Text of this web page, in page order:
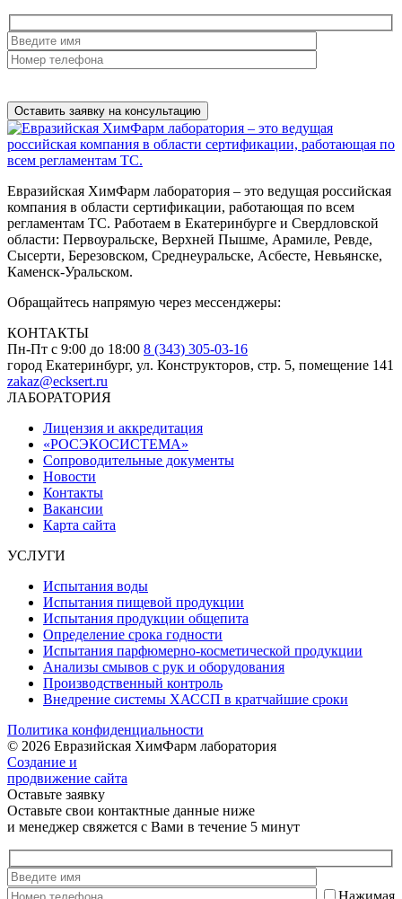
Евразийская ХимФарм лаборатория – это ведущая российская
компания в области сертификации, работающая по всем
регламентам ТС. Работаем в Екатеринбурге и Свердловской
области: Первоуральске, Верхней Пышме, Арамиле, Ревде,
Сысерти, Березовском, Среднеуральске, Асбесте, Невьянске,
Каменск-Уральском.
Обращайтесь напрямую через мессенджеры:
КОНТАКТЫ
Пн-Пт с 9:00 до 18:00 8 (343) 305-03-16
город Екатеринбург, ул. Конструкторов, стр. 5, помещение 141
zakaz@ecksert.ru
ЛАБОРАТОРИЯ
Лицензия и аккредитация
«РОСЭКОСИСТЕМА»
Сопроводительные документы
Новости
Контакты
Вакансии
Карта сайта
УСЛУГИ
Испытания воды
Испытания пищевой продукции
Испытания продукции общепита
Определение срока годности
Испытания парфюмерно-косметической продукции
Анализы смывов с рук и оборудования
Производственный контроль
Внедрение системы ХАССП в кратчайшие сроки
Политика конфиденциальности
© 2026 Евразийская ХимФарм лаборатория
Создание и
продвижение сайта
Оставьте заявку
Оставьте свои контактные данные ниже
и менеджер свяжется с Вами в течение 5 минут
Нажимая